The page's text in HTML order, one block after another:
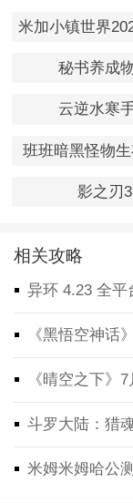
米加小镇世界
秘书养成
云逆水寒
班班暗黑怪物
影之刃3
相关攻略
异环 4.23 全
《黑悟空神话
《晴空之下》
斗罗大陆：猎
米姆米姆哈公